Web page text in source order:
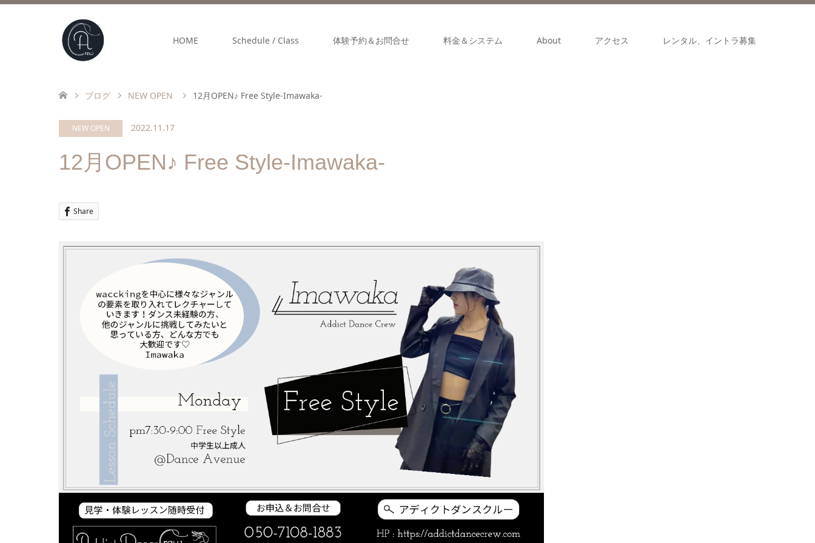
HOME Schedule / Class 体験予約＆お問合せ 料金＆システム About アクセス レンタル、イントラ募集
ブログ NEW OPEN 12月OPEN♪ Free Style-Imawaka-
NEW OPEN 2022.11.17
12月OPEN♪ Free Style-Imawaka-
Share